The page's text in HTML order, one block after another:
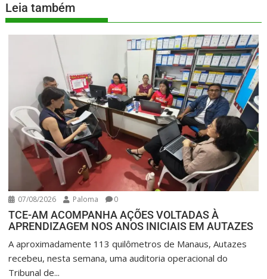
Leia também
07/08/2026 Paloma 0
TCE-AM ACOMPANHA AÇÕES VOLTADAS À
APRENDIZAGEM NOS ANOS INICIAIS EM AUTAZES
A aproximadamente 113 quilômetros de Manaus, Autazes
recebeu, nesta semana, uma auditoria operacional do
Tribunal de...